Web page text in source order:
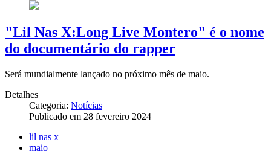
"Lil Nas X:Long Live Montero" é o nome
do documentário do rapper
Será mundialmente lançado no próximo mês de maio.
Detalhes
Categoria: Notícias
Publicado em 28 fevereiro 2024
lil nas x
maio